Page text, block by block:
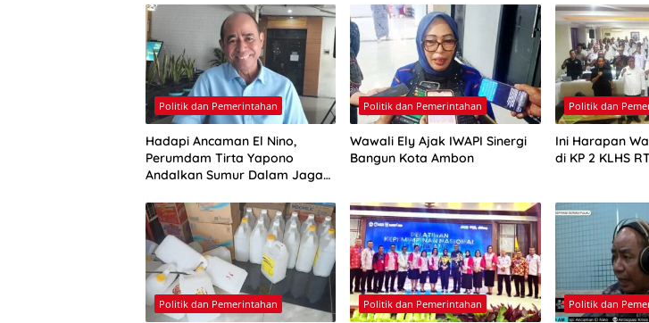
Politik dan Pemerintahan
Hadapi Ancaman El Nino,
Perumdam Tirta Yapono
Andalkan Sumur Dalam Jaga
Politik dan Pemerintahan
Wawali Ely Ajak IWAPI Sinergi
Bangun Kota Ambon
Politik dan
Ini Harapan
di KP 2 KLHS
Politik dan Pemerintahan Politik dan Pemerintahan Politik dan